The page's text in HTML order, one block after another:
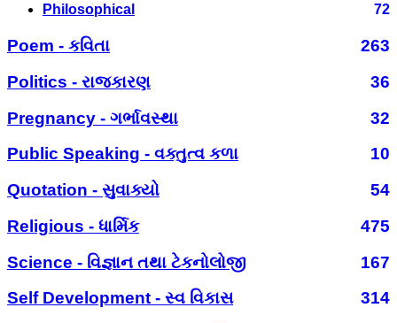
Philosophical 72
Poem - કવિતા
263
Politics - રાજકારણ
36
Pregnancy - ગર્ભાવસ્થા
32
Public Speaking - વક્તુત્વ કળા
10
Quotation - સુવાક્યો
54
Religious - ધાર્મિક
475
Science - વિજ્ઞાન તથા ટેકનોલોજી
167
Self Development - સ્વ વિકાસ
314